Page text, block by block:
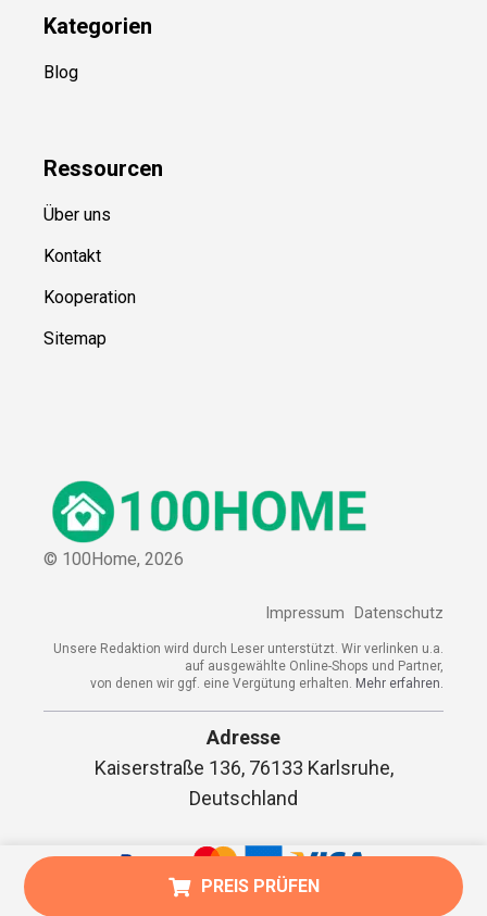
PREIS PRÜFEN
Kategorien
Blog
Ressourcen
Über uns
Kontakt
Kooperation
Sitemap
© 100Home, 2026
Impressum Datenschutz
Unsere Redaktion wird durch Leser unterstützt. Wir verlinken u.a.
auf ausgewählte Online-Shops und Partner,
von denen wir ggf. eine Vergütung erhalten. Mehr erfahren.
Adresse
Kaiserstraße 136, 76133 Karlsruhe,
Deutschland